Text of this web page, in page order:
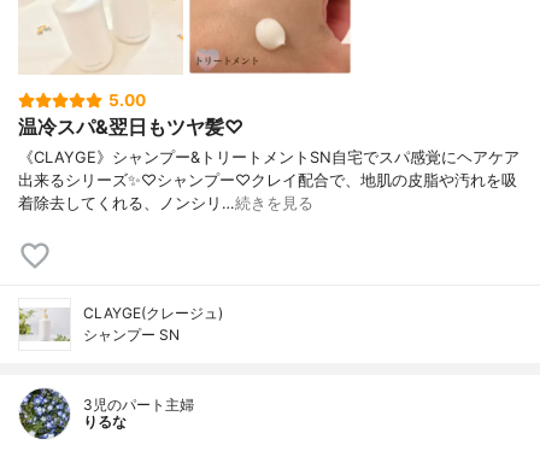
5.00
温冷スパ&翌日もツヤ髪♡
《CLAYGE》シャンプー&トリートメントSN自宅でスパ感覚にヘアケア
出来るシリーズ✨♡シャンプー♡クレイ配合で、地肌の皮脂や汚れを吸
着除去してくれる、ノンシリ…続きを見る
CLAYGE(クレージュ)
シャンプー SN
3児のパート主婦
りるな